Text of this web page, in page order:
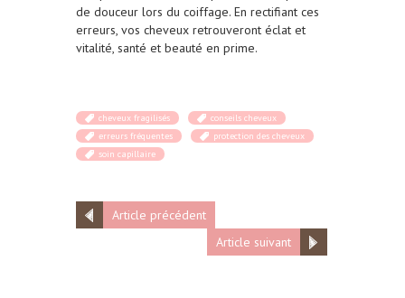
de douceur lors du coiffage. En rectifiant ces
erreurs, vos cheveux retrouveront éclat et
vitalité, santé et beauté en prime.
cheveux fragilisés
conseils cheveux
erreurs fréquentes
protection des cheveux
soin capillaire
Article précédent
Article suivant